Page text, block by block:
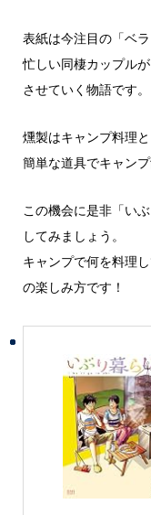
表紙は今注目の「ベ
忙しい同棲カップル
させていく物語です。
燻製はキャンプ料理と
簡単な道具でキャン
この機会に是非「い
してみましょう。
キャンプで何を料理
の楽しみ方です！